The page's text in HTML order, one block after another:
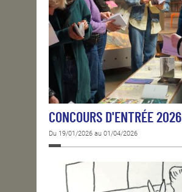
CONCOURS D'ENTRÉE 2026
Du 19/01/2026 au 01/04/2026